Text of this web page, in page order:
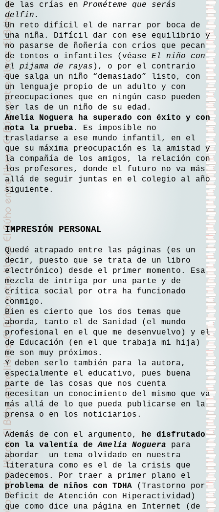
de las crías en Prométeme que serás
delfín.
Un reto difícil el de narrar por boca de
una niña. Difícil dar con ese equilibrio y
no pasarse de ñoñería con críos que pecan
de tontos o infantiles (véase El niño con
el pijama de rayas ), o por el contrario
que salga un niño “demasiado” listo, con
un lenguaje propio de un adulto y con
preocupaciones que en ningún caso pueden
ser las de un niño de su edad.
Amelia Noguera ha superado con éxito y con
nota la prueba. Es imposible no
trasladarse a ese mundo infantil, en el
que su máxima preocupación es la amistad y
la compañía de los amigos, la relación con
los profesores, donde el futuro no va más
allá de seguir juntas en el colegio al año
siguiente.
IMPRESIÓN PERSONAL
Quedé atrapado entre las páginas (es un
decir, puesto que se trata de un libro
electrónico) desde el primer momento. Esa
mezcla de intriga por una parte y de
crítica social por otra ha funcionado
conmigo.
Bien es cierto que los dos temas que
aborda, tanto el de Sanidad (el mundo
profesional en el que me desenvuelvo) y el
de Educación (en el que trabaja mi hija)
me son muy próximos.
Y deben serlo también para la autora,
especialmente el educativo, pues buena
parte de las cosas que nos cuenta
necesitan un conocimiento del mismo que va
más allá de lo que pueda publicarse en la
prensa o en los noticiarios.
Además de con el argumento, he disfrutado
con la valentía deAmelia Noguera para
abordar un tema olvidado en nuestra
literatura como es el de la crisis que
padecemos. Por traer a primer plano el
problema de niños con TDHA
(Trastorno por
Deficit de Atención con Hiperactividad)
que como dice una página en Internet (de